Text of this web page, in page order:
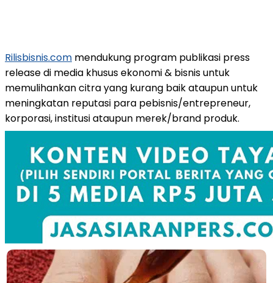
Rilisbisnis.com mendukung program publikasi press
release di media khusus ekonomi & bisnis untuk
memulihankan citra yang kurang baik ataupun untuk
meningkatan reputasi para pebisnis/entrepreneur,
korporasi, institusi ataupun merek/brand produk.